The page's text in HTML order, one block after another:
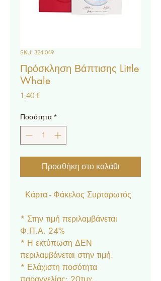
SKU: 324.049
Πρόσκληση Βάπτισης Little
Whale
1,40 €
Ποσότητα *
Προσθήκη στο καλάθι
Κάρτα - Φάκελος Συρταρωτός
* Στην τιμή περιλαμβάνεται
Φ.Π.Α. 24%
* Η εκτύπωση ΔΕΝ
περιλαμβάνεται στην τιμή.
* Ελάχιστη ποσότητα